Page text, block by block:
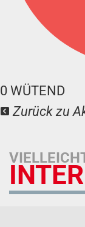
0 WÜTEND
Zurück zu